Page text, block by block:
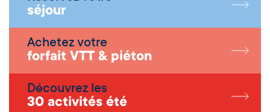
séjour
Achetez votre
forfait VTT & piéton
Découvrez les
30 activités été